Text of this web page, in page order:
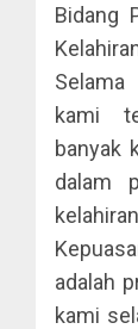
Bidang
Selama
kami
banyak
dalam
adalah
kami